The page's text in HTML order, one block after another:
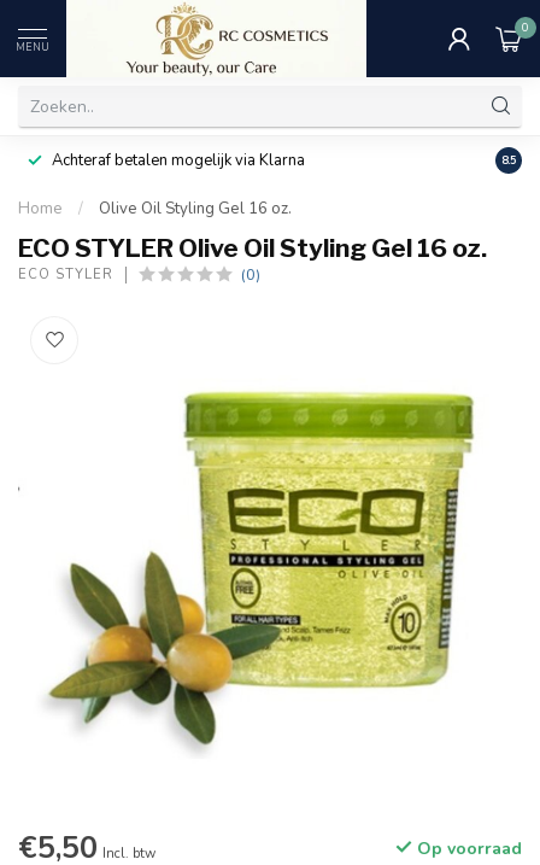
MENU
0
Achteraf betalen mogelijk via Klarna 8.5
Home / Olive Oil Styling Gel 16 oz.
ECO STYLER Olive Oil Styling Gel 16 oz.
ECO STYLER (0)
€5,50 Incl. btw Op voorraad